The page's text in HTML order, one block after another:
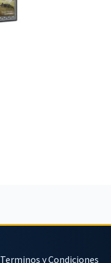
Terminos y Condiciones